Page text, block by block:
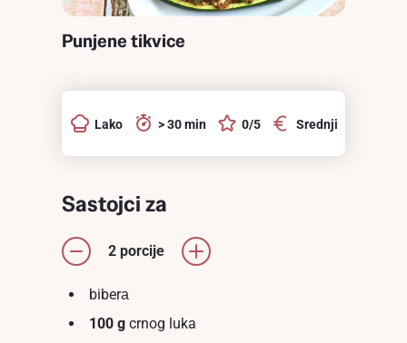
Punjene tikvice
Lako > 30 min 0/5 Srednji
Sastojci za
2 porcije
biberа
100 g crnog luka